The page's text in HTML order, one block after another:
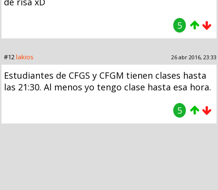
5
#12lakios 26 abr 2016, 23:33
Estudiantes de CFGS y CFGM tienen clases hasta
las 21:30. Al menos yo tengo clase hasta esa hora.
5